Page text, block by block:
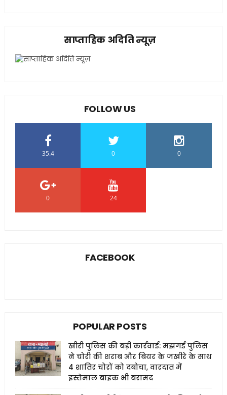
साप्ताहिक अदिति न्यूज़
FOLLOW US
35.4 0 0
0 24
FACEBOOK
POPULAR POSTS
खीरी पुलिस की बड़ी कार्रवाई: मझगई पुलिस
ने चोरी की शराब और बियर के जखीरे के साथ
4 शातिर चोरों को दबोचा, वारदात में
इस्तेमाल बाइक भी बरामद